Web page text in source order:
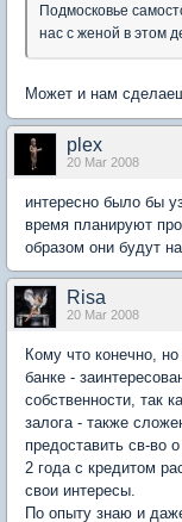
Подмосковье
нас с женой в этом
Может и нам
plex
20 Mar 2008
интересно было бы
время планируют
образом они будут
Risa
20 Mar 2008
Кому что конечно,
банке -
собственности, так
залога - также
предоставить св-во
2 года с кредитом
свои интересы.
По опыту знаю и